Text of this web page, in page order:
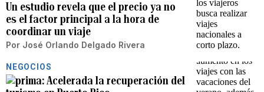
Un estudio revela que el precio ya no
es el factor principal a la hora de
coordinar un viaje
Por José Orlando Delgado Rivera
NEGOCIOS
Acelerada la recuperación del